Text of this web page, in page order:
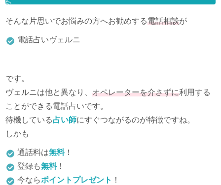
そんな片思いでお悩みの方へお勧めする電話相談が
電話占いヴェルニ
です。
ヴェルニは他と異なり、 オペレーターを介さずに利用する
ことができる電話占いです。
待機している占い師にすぐつながるのが特徴ですね。
しかも
通話料は無料！
登録も無料！
今ならポイントプレゼント ！